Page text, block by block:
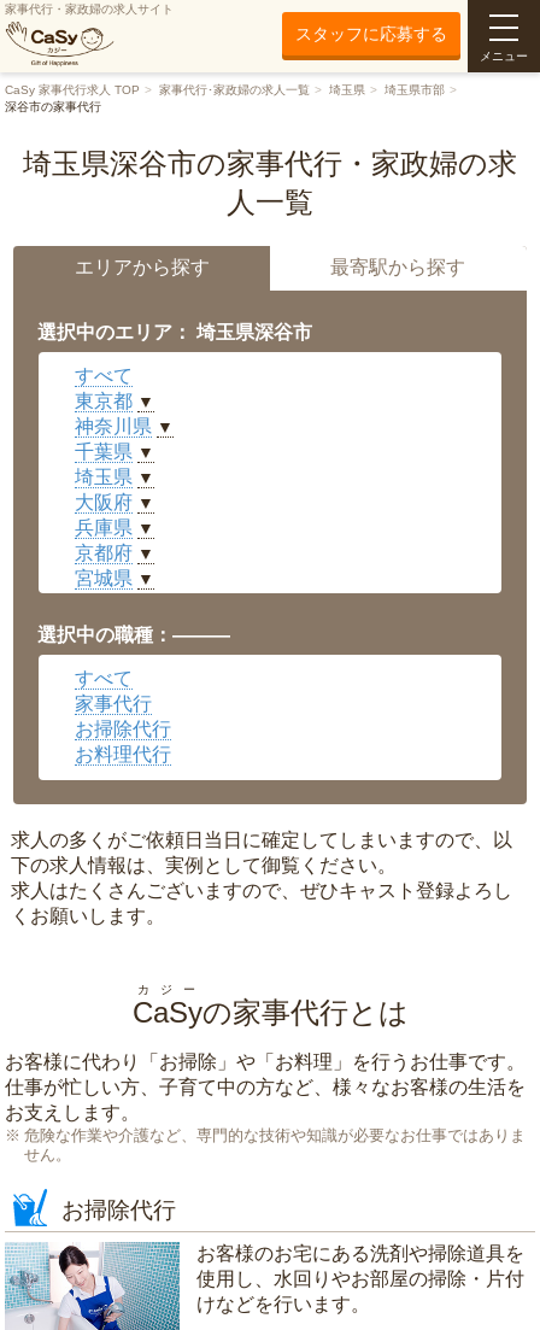
家事代行・家政婦の求人サイト
スタッフに応募する
メニュー
CaSy 家事代行求人 TOP 家事代行･家政婦の求人一覧 埼玉県
埼玉県市部
深谷市の家事代行
埼玉県深谷市の家事代行・家政婦の求
人一覧
エリアから探す 最寄駅から探す
選択中のエリア： 埼玉県深谷市
すべて
東京都 ▼
神奈川県 ▼
千葉県 ▼
埼玉県 ▼
大阪府 ▼
兵庫県 ▼
京都府 ▼
宮城県 ▼
福井県 ▼
岡山県 ▼
広島県
沖縄県 ▼
選択中の職種：———
すべて
家事代行
お掃除代行
お料理代行
求人の多くがご依頼日当日に確定してしまいますので、以
下の求人情報は、実例として御覧ください。
求人はたくさんございますので、ぜひキャスト登録よろし
くお願いします。
CaSy
カジー
の家事代行とは
お客様に代わり「 お掃除 」や「 お料理 」を行うお仕事です。
仕事が忙しい方、子育て中の方など、様々なお客様の生活を
お支えします。
危険な作業や介護など、専門的な技術や知識が必要なお仕事ではありま
せん。
お掃除代行
お客様のお宅にある洗剤や掃除道具を
使用し、水回りやお部屋の掃除・片付
けなどを行います。